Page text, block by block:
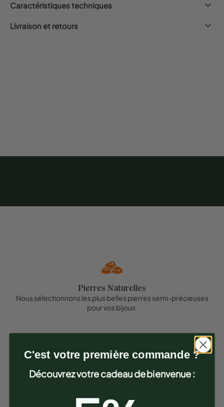
Caractéristiques techniques keyboard_arrow_down
Livraison et retours keyboard_arrow_down
Pierres Naturelles
Nous sélectionnons les plus belles pierres semi-précieuses
pour vos bijoux.
Qualité Garantie
+ 25.000 clients satisfaits en France depuis la création en 2019.
C'est votre première commande ?
Découvrez votre cadeau de bienvenue :